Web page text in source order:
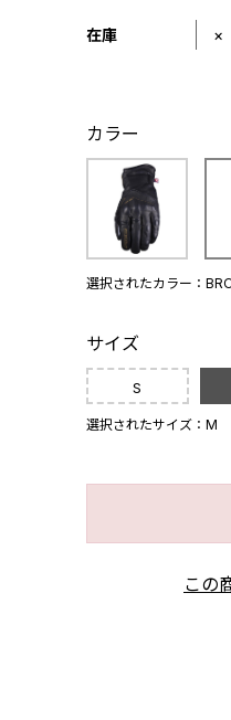
在庫 ×
カラー
選択されたカラー：
サイズ
S
選択されたサイズ：M
この